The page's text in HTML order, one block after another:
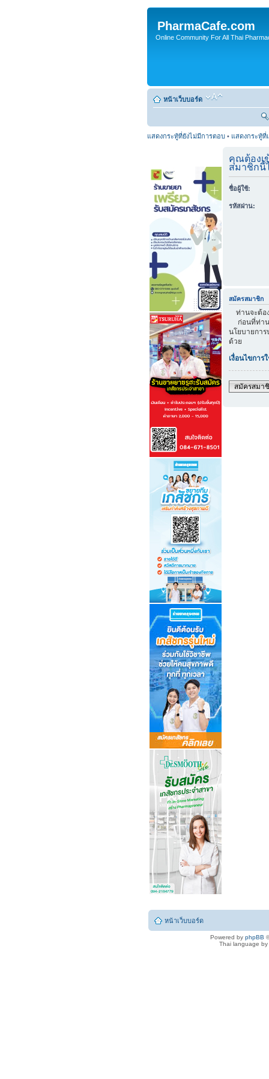
PharmaCafe.com
Online Community For All Thai
หน้าเว็บบอร์ด
แสดงกระทู้ที่ยังไม่มีการตอบ • แสดงกระทู้ที่
คุณต้องเ
สมาชิกนี้
ชื่อผู้ใช้:
รหัสผ่าน:
สมัครสมาชิก
ท่านจะต้อ
ก่อนที่ท่าน
นโยบายกา
ด้วย
เงื่อนไขการ
สมัครสมา
หน้าเว็บบอร์ด
Powered by phpBB
Thai language by